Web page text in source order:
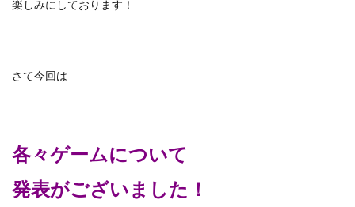
楽しみにしております！
さて今回は
各々ゲームについて
発表がございました！